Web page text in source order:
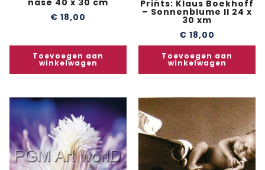
nase 40 x 30 cm
€ 18,00
Toevoegen aan
winkelwagen
Prints: Klaus Boekhoff
– Sonnenblume II 24 x
30 xm
€ 18,00
Toevoegen aan
winkelwagen